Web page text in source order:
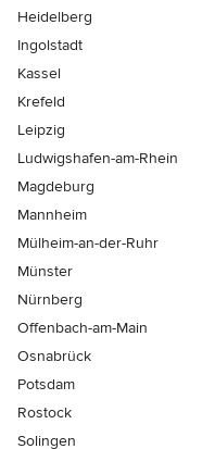
Heidelberg
Ingolstadt
Kassel
Krefeld
Leipzig
Ludwigshafen-am-Rhein
Magdeburg
Mannheim
Mülheim-an-der-Ruhr
Münster
Nürnberg
Offenbach-am-Main
Osnabrück
Potsdam
Rostock
Solingen